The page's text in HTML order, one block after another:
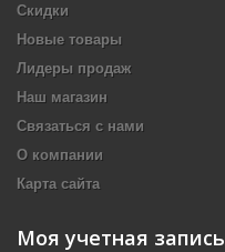
Скидки
Новые товары
Лидеры продаж
Наш магазин
Связаться с нами
О компании
Карта сайта
Моя учетная запись